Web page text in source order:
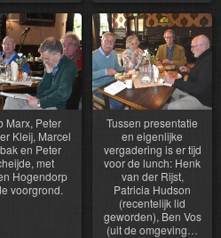
Marx, Peter
Kleij, Marcel
en Peter
met
Hogendorp
voorgrond.
Tussen presentatie
en eigenlijke
vergadering is er tijd
voor de lunch: Henk
van der Rijst,
Patricia Hudson
(recentelijk lid
geworden), Ben Vos
(uit de omgeving…